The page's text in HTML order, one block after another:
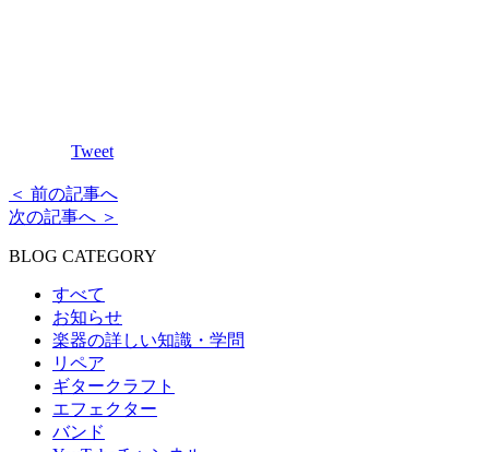
Tweet
＜ 前の記事へ
次の記事へ ＞
BLOG CATEGORY
すべて
お知らせ
楽器の詳しい知識・学問
リペア
ギタークラフト
エフェクター
バンド